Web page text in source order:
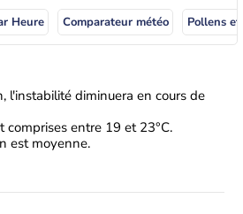
Heure Comparateur météo Pollens
l'instabilité diminuera en cours de
comprises entre 19 et 23°C.
est moyenne.